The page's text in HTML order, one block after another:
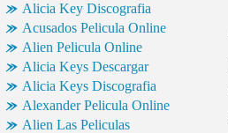
Alicia Key Discografia
Acusados Pelicula Online
Alien Pelicula Online
Alicia Keys Descargar
Alicia Keys Discografia
Alexander Pelicula Online
Alien Las Peliculas